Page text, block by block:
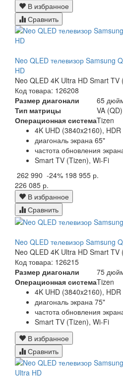
В избранное
Сравнить
Neo QLED телевизор Samsung
HD
Neo QLED 4K Ultra HD Smart TV
Код товара: 126208
Размер диагонали
65
Тип матрицы
VA (QD)
Операционная системаTizen
4K UHD (3840x2160), HDR
диагональ экрана 65"
частота обновления
Smart TV (Tizen), Wi-Fi
262 990 -24% 198 955 р.
226 085 р.
В избранное
Сравнить
Neo QLED телевизор Samsung
Neo QLED 4K Ultra HD Smart TV
Код товара: 126215
Размер диагонали
75
Операционная системаTizen
4K UHD (3840x2160), HDR
диагональ экрана 75"
частота обновления
Smart TV (Tizen), Wi-Fi
В избранное
Сравнить